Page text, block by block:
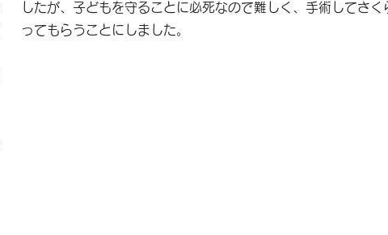
したが、子どもを守ることに必死なので難しく、手術してさく
ってもらうことにしました。